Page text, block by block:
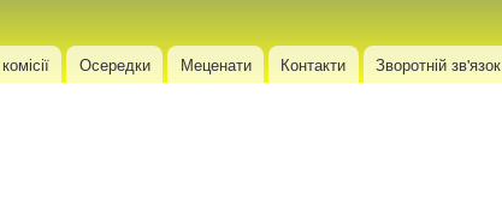
Осередки Меценати Контакти Зворотній зв'язок